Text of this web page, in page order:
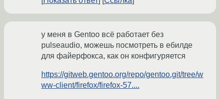
у меня в Gentoo всё работает без
pulseaudio, можешь посмотреть в ебилде
для файерфокса, как он конфигуряется
https://gitweb.gentoo.org/repo/gentoo.git/tree/w
ww-client/firefox/firefox-57....